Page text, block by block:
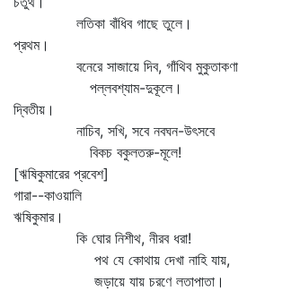
লতিকা বাঁধিব গাছে তুলে।
প্রথম।
বনেরে সাজায়ে দিব, গাঁথিব মুকুতাকণা
পল্লবশ্যাম-দুকূলে।
দ্বিতীয়।
নাচিব, সখি, সবে নবঘন-উৎসবে
বিকচ বকুলতরু-মূলে!
[ঋষিকুমারের প্রবেশ]
গারা--কাওয়ালি
ঋষিকুমার।
কি ঘোর নিশীথ, নীরব ধরা!
পথ যে কোথায় দেখা নাহি যায়,
জড়ায়ে যায় চরণে লতাপাতা।